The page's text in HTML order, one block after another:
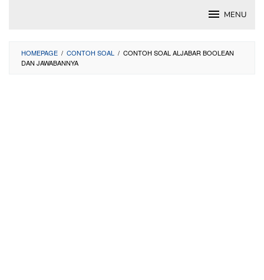
MENU
HOMEPAGE / CONTOH SOAL / CONTOH SOAL ALJABAR BOOLEAN
DAN JAWABANNYA